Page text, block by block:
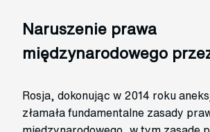
Naruszenie prawa
międzynarodowego
Rosja, dokonując w 2014 roku
złamała fundamentalne zasady
międzynarodowego, w tym zasadę